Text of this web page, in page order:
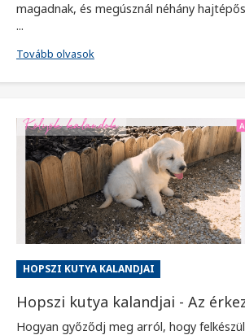
magadnak, és megúsznál néhány
...
Tovább olvasok
HOPSZI KUTYA KALANDJAI
Hopszi kutya kalandjai - Az
Hogyan győződj meg arról, hogy